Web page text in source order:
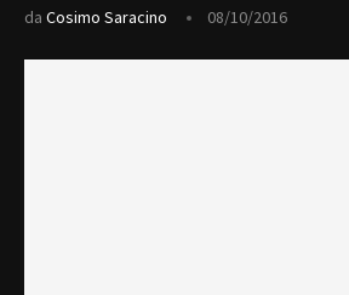
da Cosimo Saracino 08/10/2016